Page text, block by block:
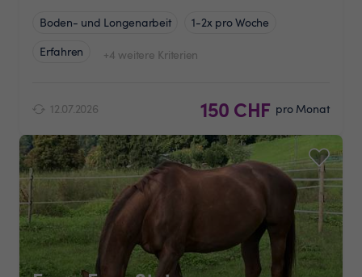
Boden- und Longenarbeit
1-2x pro Woche
Erfahren
+4 weitere Kriterien
12.07.2026 150 CHF pro Monat